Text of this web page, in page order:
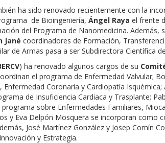
ha sido renovado recientemente con la
de Bioingeniería, Ángel Raya el frente
del Programa de Nanomedicina. Además,
Jané coordinadores de Formación,
de Armas pasa a ser Subdirectora Científica
) ha renovado algunos cargos de su
el programa de Enfermedad Valvular;
Coronaria y Cardiopatía Isquémica;
de Insuficiencia Cardiaca y Trasplante;
sobre Enfermedades Familiares,
y Eva Delpón Mosquera se incorporan como
José Martínez González y Josep Comín
y Estrategia.